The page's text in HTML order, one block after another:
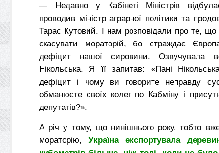
— Недавно у Кабінеті Міністрів
проводив міністр аграрної політики та
Тарас Кутовий. І нам розповідали про те, що
скасувати мораторій, бо страждає
дефіцит нашої сировини. Озвучувала
Нікольська. Я її запитав: «Пані
дефіцит і чому ви говорите неправду
обманюєте своїх колег по Кабміну і
депутатів?».
А річ у тому, що нинішнього року, тобто
мораторію, Україна експортувала